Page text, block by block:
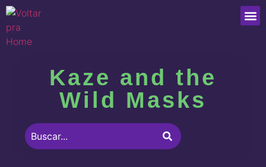
Kaze and the
Wild Masks